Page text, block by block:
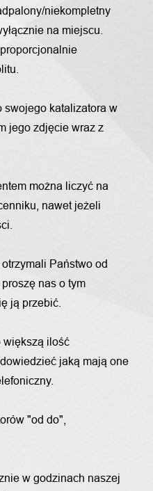
niekompletny
na miejscu.
swojego katalizatora w
jego zdjęcie wraz z
można liczyć na
nawet jeżeli
Państwo od
nas o tym
ją przebić.
większą ilość
jaką mają one
"od do",
w godzinach naszej